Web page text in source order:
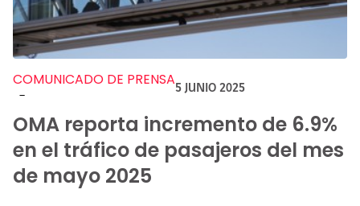
COMUNICADO DE PRENSA
-
5 JUNIO 2025
OMA reporta incremento de 6.9%
en el tráfico de pasajeros del mes
de mayo 2025